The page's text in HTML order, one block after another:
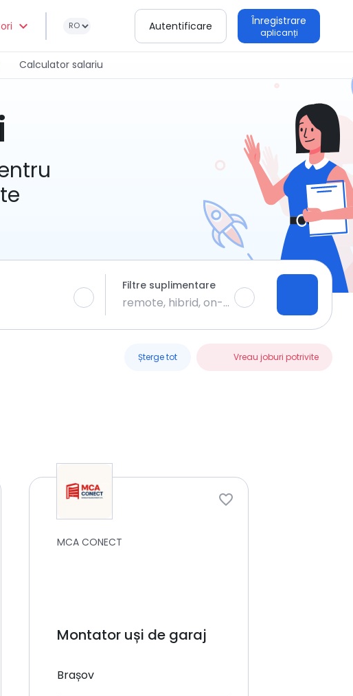
expand_more Autentificare Înregistrare
aplicanți
Calculator salariu
Filtre suplimentare
remote, hibrid, on-site
Șterge tot Vreau joburi potrivite
MCA CONECT
Montator uși de garaj
Brașov